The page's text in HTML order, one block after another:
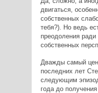
двигаться,
собственных
тебя?). Но ведь
преодоления
собственных
Дважды самый
последних лет
следующим
года до